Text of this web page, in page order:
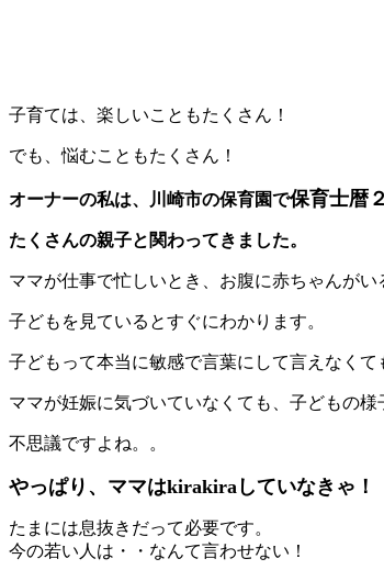
子育ては、楽しいこともたくさん！
でも、悩むこともたくさん！
オーナーの私は、川崎市の保育園で保育士暦
たくさんの親子と関わってきました。
ママが仕事で忙しいとき、お腹に赤ちゃんが
子どもを見ているとすぐにわかります。
子どもって本当に敏感で言葉にして言えなくて
ママが妊娠に気づいていなくても、子どもの
不思議ですよね。。
やっぱり、ママはkirakiraしていなきゃ！
たまには息抜きだって必要です。
今の若い人は・・なんて言わせない！